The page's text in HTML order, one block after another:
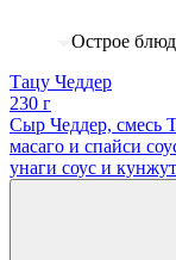
Острое
Тацу Чеддер
230 г
Сыр Чеддер, смесь
масаго и спайси
унаги соус и